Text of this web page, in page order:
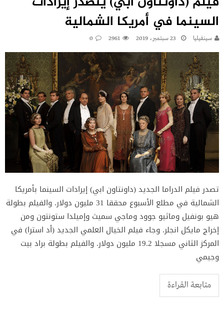
السينما في أمريكا الشمالية
سينفيليا 23 سبتمبر، 2019 2961
0
تصدر فيلم الدراما الجديد (داونتاون ابي) إيرادات السينما بأمريكا
الشمالية في مطلع الأسبوع محققا 31 مليون دولار. والفيلم بطولة
هيو بونفيل وماثيو جوود وماجي سميث وإميلدا ستونتون ومن
إخراج مايكل انجلر. وجاء فيلم الخيال العلمي الجديد (أد استرا) في
المركز الثاني مسجلا 19.2 مليون دولار. والفيلم بطولة براد بيت
وجيمي
متابعة القراءة